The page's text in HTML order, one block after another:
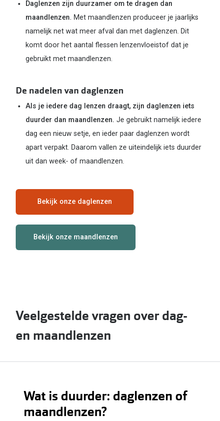
Daglenzen zijn duurzamer om te dragen dan
maandlenzen. Met maandlenzen produceer je jaarlijks
namelijk net wat meer afval dan met daglenzen. Dit
komt door het aantal flessen lenzenvloeistof dat je
gebruikt met maandlenzen.
De nadelen van daglenzen
Als je iedere dag lenzen draagt, zijn daglenzen iets
duurder dan maandlenzen. Je gebruikt namelijk iedere
dag een nieuw setje, en ieder paar daglenzen wordt
apart verpakt. Daarom vallen ze uiteindelijk iets duurder
uit dan week- of maandlenzen.
Bekijk onze daglenzen
Bekijk onze maandlenzen
Veelgestelde vragen over dag-
en maandlenzen
Wat is duurder: daglenzen of
maandlenzen?